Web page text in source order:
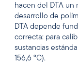
hacen del DTA un
desarrollo de
DTA depende
correcta: para
sustancias
156,6 °C).